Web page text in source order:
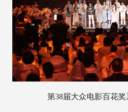
第38届大众电影百花